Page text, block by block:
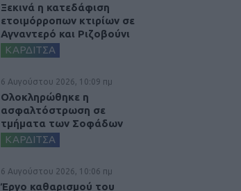
Ξεκινά η κατεδάφιση
ετοιμόρροπων κτιρίων σε
Αγναντερό και Ριζοβούνι
ΚΑΡΔΙΤΣΑ
6 Αυγούστου 2026, 10:09 πμ
Ολοκληρώθηκε η
ασφαλτόστρωση σε
τμήματα των Σοφάδων
ΚΑΡΔΙΤΣΑ
6 Αυγούστου 2026, 10:06 πμ
Έργο καθαρισμού του